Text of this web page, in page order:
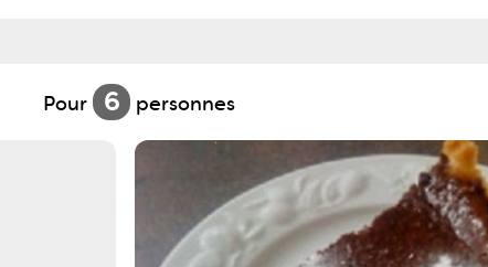
Pour 6 personnes